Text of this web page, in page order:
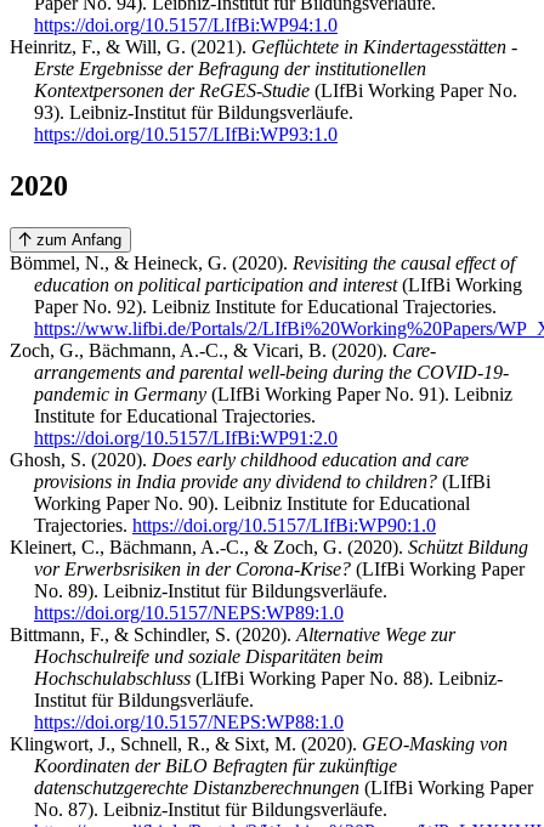
https://doi.org/10.5157/LIfBi:WP94:1.0
Heinritz, F., & Will, G. (2021). Geflüchtete in Kindertagesstätten -
Erste Ergebnisse der Befragung der institutionellen
Kontextpersonen der ReGES-Studie (LIfBi Working Paper No.
93). Leibniz-Institut für Bildungsverläufe.
https://doi.org/10.5157/LIfBi:WP93:1.0
2020
zum Anfang
Bömmel, N., & Heineck, G. (2020). Revisiting the causal effect of
education on political participation and interest(LIfBi Working
Paper No. 92). Leibniz Institute for Educational Trajectories.
https://www.lifbi.de/Portals/2/LIfBi%20Working%20Papers/
Zoch, G., Bächmann, A.-C., & Vicari, B. (2020). Care-
arrangements and parental well-being during the COVID-19-
pandemic in Germany (LIfBi Working Paper No. 91). Leibniz
Institute for Educational Trajectories.
https://doi.org/10.5157/LIfBi:WP91:2.0
Ghosh, S. (2020). Does early childhood education and care
provisions in India provide any dividend to children? (LIfBi
Working Paper No. 90). Leibniz Institute for Educational
Trajectories. https://doi.org/10.5157/LIfBi:WP90:1.0
Kleinert, C., Bächmann, A.-C., & Zoch, G. (2020). Schützt Bildung
vor Erwerbsrisiken in der Corona-Krise? (LIfBi Working Paper
No. 89). Leibniz-Institut für Bildungsverläufe.
https://doi.org/10.5157/NEPS:WP89:1.0
Bittmann, F., & Schindler, S. (2020). Alternative Wege zur
Hochschulreife und soziale Disparitäten beim
Hochschulabschluss (LIfBi Working Paper No. 88). Leibniz-
Institut für Bildungsverläufe.
https://doi.org/10.5157/NEPS:WP88:1.0
Klingwort, J., Schnell, R., & Sixt, M. (2020). GEO-Masking von
Koordinaten der BiLO Befragten für zukünftige
datenschutzgerechte Distanzberechnungen (LIfBi Working Paper
No. 87). Leibniz-Institut für Bildungsverläufe.